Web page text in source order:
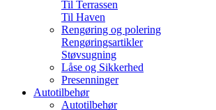
Til Terrassen
Til Haven
Rengøring og polering
Rengøringsartikler
Støvsugning
Låse og Sikkerhed
Presenninger
Autotilbehør
Autotilbehør